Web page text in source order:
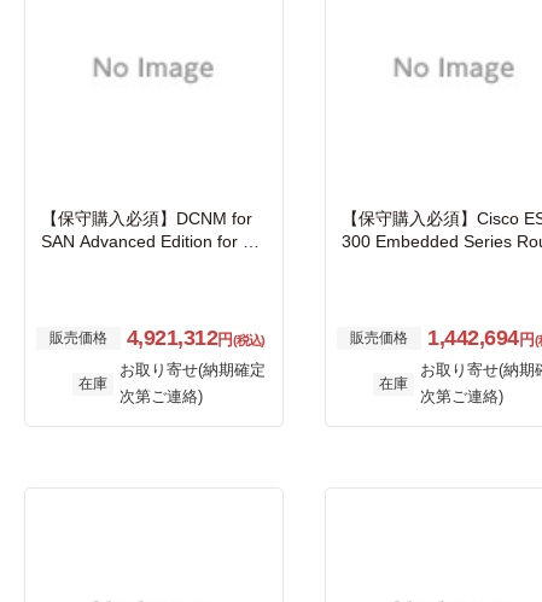
【保守購入必須】DCNM for
SAN Advanced Edition for Ne
販売価格 4,921,312円(税込)
在庫
お取り寄せ(納期確定
次第ご連絡)
【保守購入必須】Cisco
300 Embedded Series
販売価格 1,442,694円(
在庫
お取り寄せ(納期
次第ご連絡)